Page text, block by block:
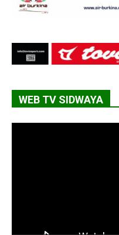
WEB TV SIDWAYA